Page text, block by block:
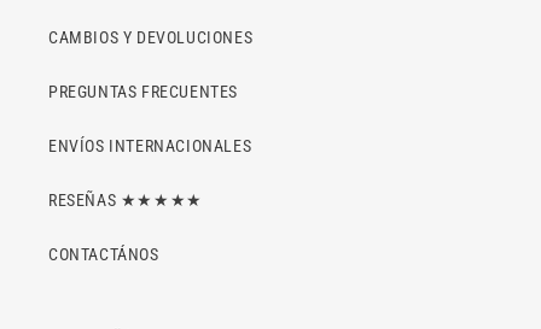
CAMBIOS Y DEVOLUCIONES
PREGUNTAS FRECUENTES
ENVÍOS INTERNACIONALES
RESEÑAS ★★★★★
CONTACTÁNOS